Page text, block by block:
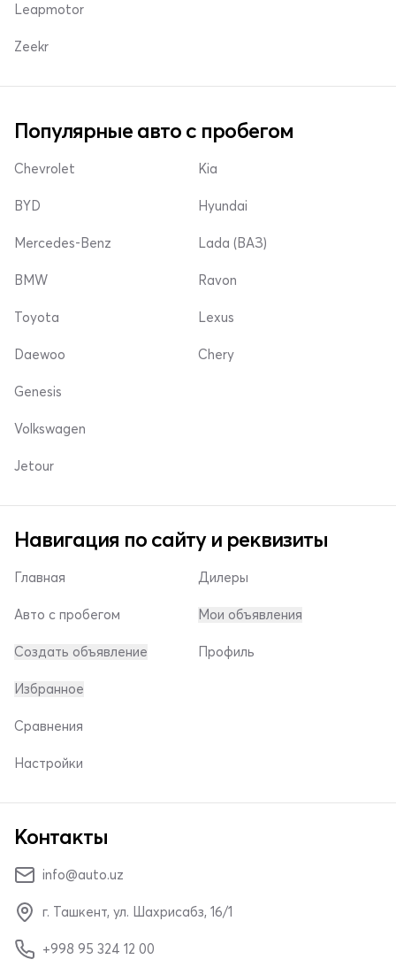
Leapmotor
Zeekr
Популярные авто с пробегом
Chevrolet
BYD
Mercedes-Benz
Kia
Hyundai
Lada (ВАЗ)
BMW
Toyota
Daewoo
Ravon
Lexus
Chery
Genesis
Volkswagen
Jetour
Навигация по сайту и реквизиты
Главная
Авто с пробегом
Создать объявление
Дилеры
Мои объявления
Профиль
Избранное
Сравнения
Настройки
Контакты
info@auto.uz
г. Ташкент, ул. Шахрисабз, 16/1
+998 95 324 12 00